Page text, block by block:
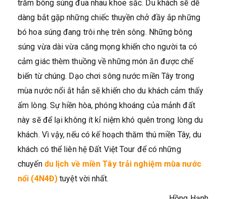
trăm bông súng đua nhau khoe sắc. Du khách sẽ dễ
dàng bắt gặp những chiếc thuyền chở đầy ắp những
bó hoa súng đang trôi nhẹ trên sông. Những bông
súng vừa dài vừa căng mọng khiến cho người ta có
cảm giác thèm thuồng về những món ăn được chế
biến từ chúng. Dạo chơi sông nước miền Tây trong
mùa nước nổi ắt hẳn sẽ khiến cho du khách cảm thấy
ấm lòng. Sự hiền hòa, phóng khoáng của mảnh đất
này sẽ để lại không ít kỉ niệm khó quên trong lòng du
khách. Vì vậy, nếu có kế hoạch thăm thú miền Tây, du
khách có thể liên hệ Đất Việt Tour để có những
chuyến du lịch về miền Tây trải nghiệm mùa nước
nổi (4N4Đ) tuyệt vời nhất.